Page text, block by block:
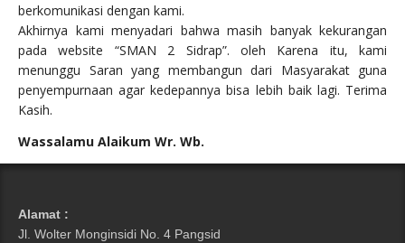
berkomunikasi dengan kami.
Akhirnya kami menyadari bahwa masih banyak kekurangan
pada website “SMAN 2 Sidrap”. oleh Karena itu, kami
menunggu Saran yang membangun dari Masyarakat guna
penyempurnaan agar kedepannya bisa lebih baik lagi. Terima
Kasih.
Wassalamu Alaikum Wr. Wb.
Alamat :
Jl. Wolter Monginsidi No. 4 Pangsid